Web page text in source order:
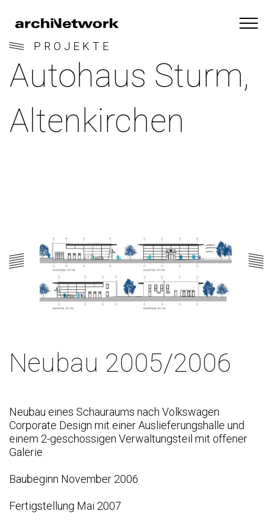
PROJEKTE
Autohaus Sturm,
Altenkirchen
Neubau 2005/2006
Neubau eines Schauraums nach Volkswagen
Corporate Design mit einer Auslieferungshalle und
einem 2-geschossigen Verwaltungsteil mit offener
Galerie.
Baubeginn November 2006
Fertigstellung Mai 2007